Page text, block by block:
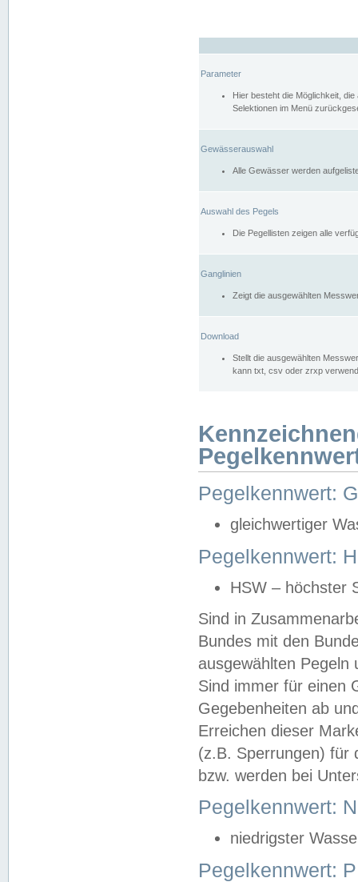
Parameter
Hier besteht die Möglichkeit,
Selektionen im Menü
Gewässerauswahl
Alle Gewässer werden
Auswahl des Pegels
Die Pegellisten zeigen alle
Ganglinien
Zeigt die ausgewählten
Download
Stellt die ausgewählten
kann txt, csv oder zrxp
Pegelkennwert:
gleichwertiger
Pegelkennwert:
HSW – höchster
Sind in
Bundes mit den
ausgewählten
Sind immer für einen
Gegebenheiten ab
Erreichen dieser
(z.B. Sperrungen) für
bzw. werden bei
Pegelkennwert:
niedrigster
Pegelkennwert: